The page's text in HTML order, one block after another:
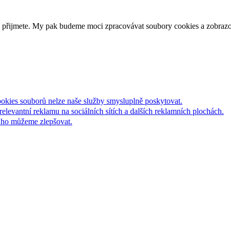
My pak budeme moci zpracovávat soubory cookies a
souborů nelze naše služby smysluplně poskytovat.
reklamu na sociálních sítích a dalších reklamních plochách.
můžeme zlepšovat.